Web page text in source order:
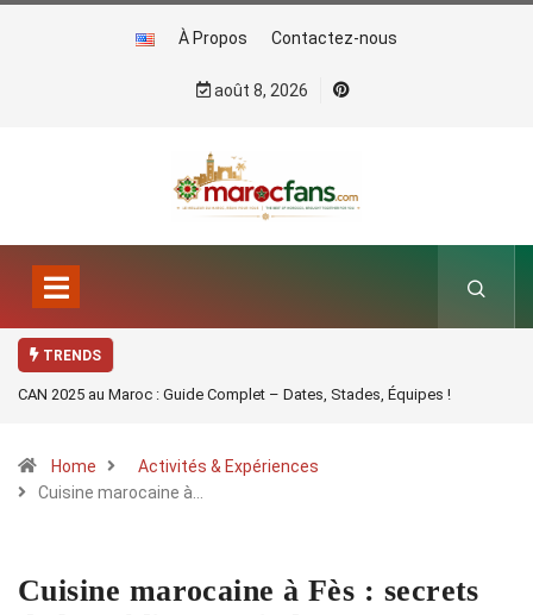
À Propos Contactez-nous
août 8, 2026
TRENDS
CAN 2025 au Maroc : Guide Complet – Dates, Stades, Équipes !
Home
Activités & Expériences
Cuisine marocaine à…
Cuisine marocaine à Fès : secrets